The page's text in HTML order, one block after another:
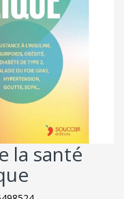
la santé